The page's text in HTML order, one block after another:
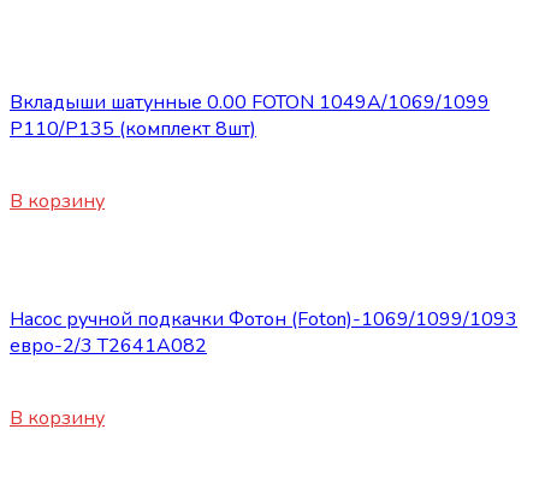
Вкладыши шатунные 0.00 FOTON 1049А/1069/1099
P110/P135 (комплект 8шт)
В корзину
Насос ручной подкачки Фотон (Foton)-1069/1099/1093
евро-2/3 T2641A082
В корзину